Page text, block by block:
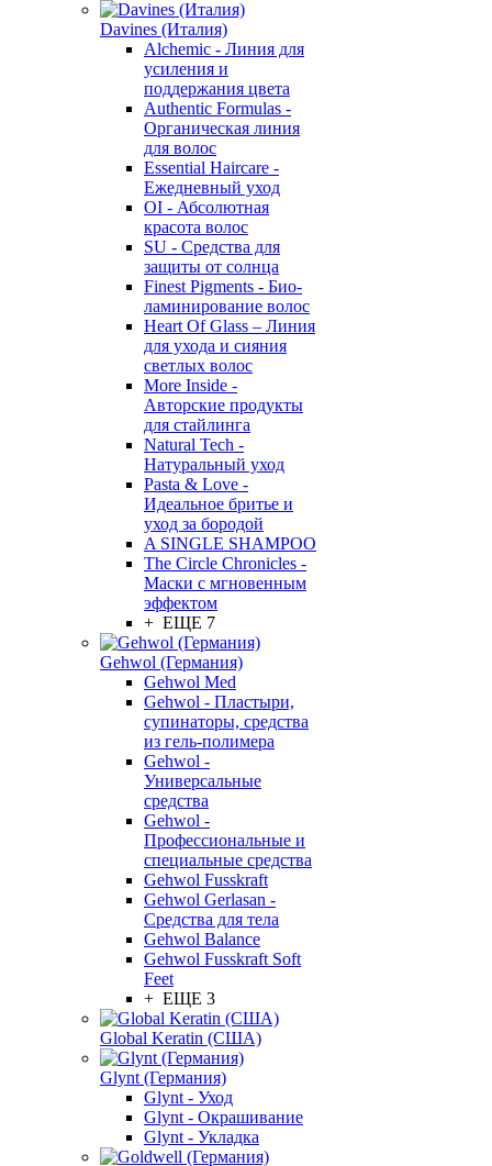
Davines (Италия)
Alchemic - Линия для
усиления и
поддержания цвета
Authentic Formulas -
Органическая линия
для волос
Essential Haircare -
Eжедневный уход
OI - Абсолютная
красота волос
SU - Средства для
защиты от солнца
Finest Pigments - Био-
ламинирование волос
Heart Of Glass – Линия
для ухода и сияния
светлых волос
More Inside -
Авторские продукты
для стайлинга
Natural Tech -
Натуральный уход
Pasta & Love -
Идеальное бритье и
уход за бородой
A SINGLE SHAMPOO
The Circle Chronicles -
Маски с мгновенным
эффектом
+ ЕЩЕ 7
Gehwol (Германия)
Gehwol Med
Gehwol - Пластыри,
супинаторы, средства
из гель-полимера
Gehwol -
Универсальные
средства
Gehwol -
Профессиональные и
специальные средства
Gehwol Fusskraft
Gehwol Gerlasan -
Средства для тела
Gehwol Balance
Gehwol Fusskraft Soft
Feet
+ ЕЩЕ 3
Global Keratin (США)
Glynt (Германия)
Glynt - Уход
Glynt - Окрашивание
Glynt - Укладка